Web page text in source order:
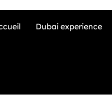
Dubai experience